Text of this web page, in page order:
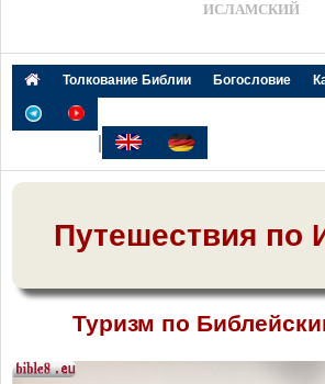
ИСЛАМСКИЙ
Толкование Библии Богословие
|
Путешествия по
Туризм по